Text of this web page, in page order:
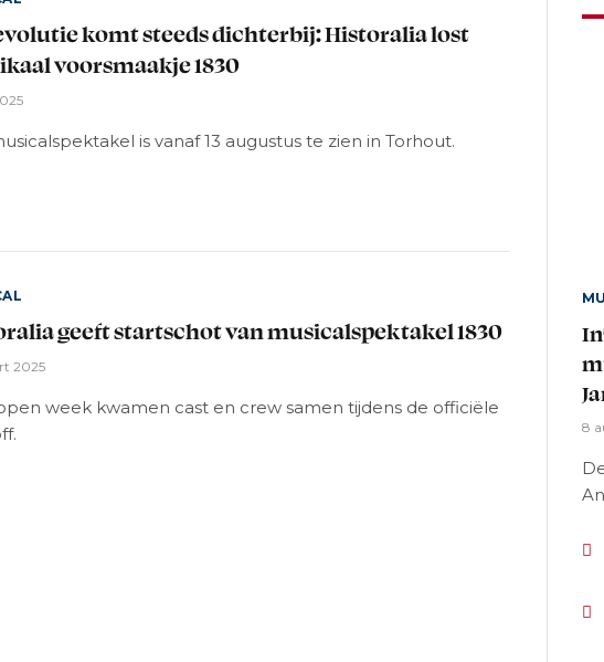
komt steeds dichterbij: Historalia lost
voorsmaakje 1830
is vanaf 13 augustus te zien in Torhout.
geeft startschot van musicalspektakel 1830
2025
week kwamen cast en crew samen tijdens de officiële
8